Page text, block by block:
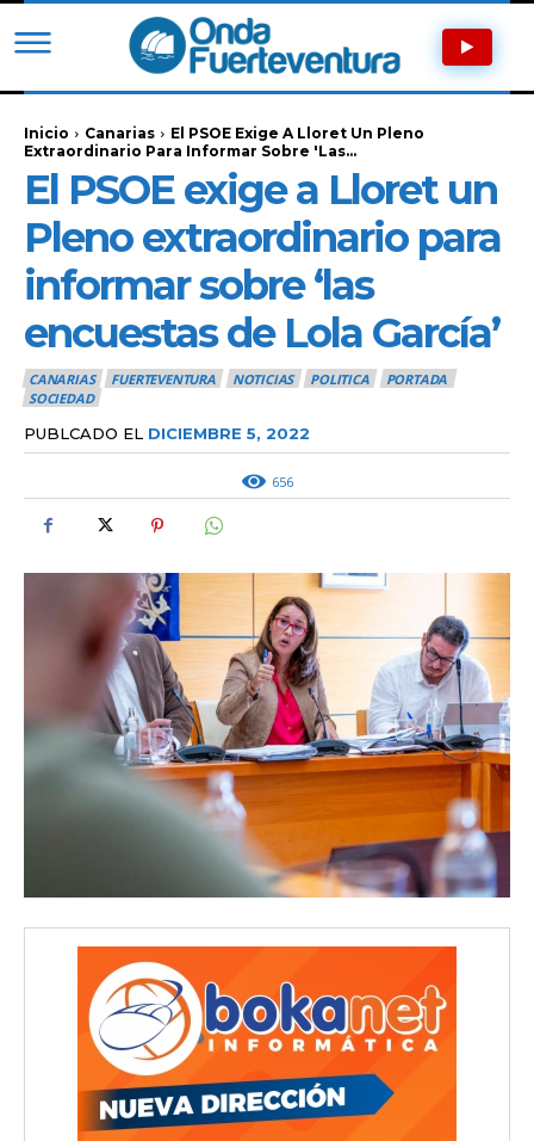
Inicio Canarias
El PSOE Exige A Lloret Un Pleno
Extraordinario Para Informar Sobre 'las...
El PSOE exige a Lloret un
Pleno extraordinario para
informar sobre ‘las
encuestas de Lola García’
CANARIAS FUERTEVENTURA NOTICIAS POLITICA
PORTADA
SOCIEDAD
PUBLCADO EL DICIEMBRE 5, 2022
656